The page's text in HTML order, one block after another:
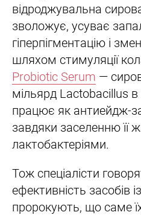
відроджувальна
зволожує, усуває
гіперпігментацію і
шляхом стимуляції
Probiotic Serum —
мільярд Lactobacillus в
працює як антиейдж-
завдяки заселенню її
лактобактеріями.
Тож спеціалісти
ефективність засобів
пророкують, що саме